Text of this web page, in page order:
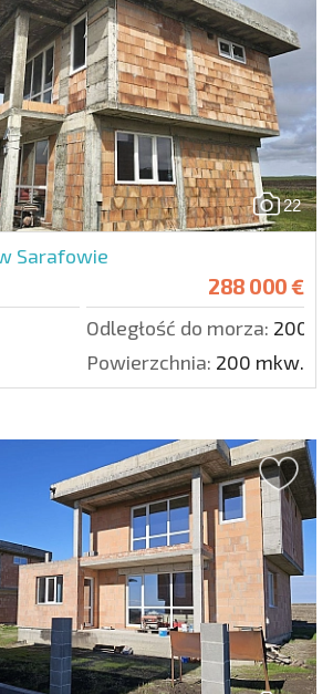
22
Sarafowie
288 000 €
Odległość do morza: 2000
Powierzchnia: 200 mkw.